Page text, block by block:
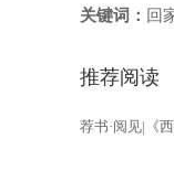
关键词： 回
推荐阅读
荐书·阅见|《